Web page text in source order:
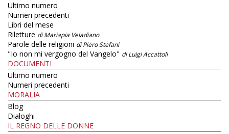
Ultimo numero
Numeri precedenti
Libri del mese
Riletture di Mariapia Veladiano
Parole delle religioni di Piero Stefani
"Io non mi vergogno del Vangelo" di Luigi Accattoli
DOCUMENTI
Ultimo numero
Numeri precedenti
MORALIA
Blog
Dialoghi
IL REGNO DELLE DONNE